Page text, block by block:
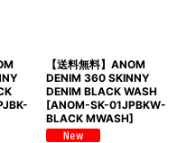
【送料無料】ANOM
DENIM 360 SKINNY
DENIM BLACK WASH
[ANOM-SK-01JPBKW-
BLACK MWASH]